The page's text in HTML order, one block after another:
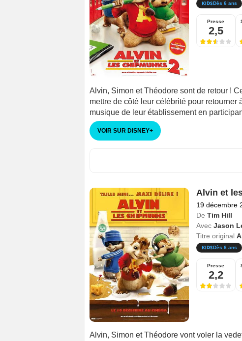
Dès 6 ans
Presse
2,5
Alvin, Simon et Théodore sont de retour !
mettre de côté leur célébrité pour
musique de leur établissement en
VOIR SUR DISNEY+
Alvin et
19 décembre
De Tim Hill
Avec Jason
Titre original
Dès 6 ans
Presse
2,2
Alvin, Simon et Théodore vont voler la